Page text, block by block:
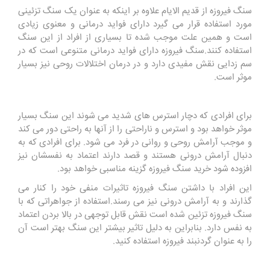
سنگ فیروزه از قدیم الایام علاوه بر اینکه به عنوان یک سنگ تزئینی
مورد استفاده قرار می گیرد دارای فواید درمانی و معنوی زیادی
است و همین علت موجب شده تا بسیاری از افراد از این سنگ
استفاده کنند.سنگ فیروزه دارای فواید درمانی متنوعی است که در
سم زدایی نقش مفیدی دارد و در درمان اختلالات روحی نیز بسیار
موثر است.
برای افرادی که دچار استرس های شدید می شوند این سنگ بسیار
موثر خواهد بود و استرس و ناراحتی را از آنها به راحتی دور می کند
و موجب آرامش روحی و روانی در فرد می شود. برای افرادی که به
دنبال آرامش درونی هستند و قصد دارند اعتماد به نفسشان نیز
افزوده شود خرید سنگ فیروزه گزینه مناسبی خواهد بود.
این افراد با داشتن سنگ فیروزه تاثیرات منفی خود را کنار می
گذارند و به آرامش درونی نیز می رسند.استفاده از جواهراتی که با
سنگ فیروزه تزئین شده است نقش قابل توجهی در بالا بردن اعتماد
به نفس دارد. بنابراین به دلیل تاثیر بیشتر این سنگ بهتر است آن
را به عنوان گردنبند فیروزه استفاده کنید.